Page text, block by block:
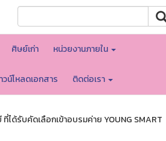
ศิษย์เก่า หน่วยงานภายใน
วน์โหลดเอกสาร ติดต่อเรา
ด้รับคัดเลือกเข้าอบรมค่าย YOUNG SMART